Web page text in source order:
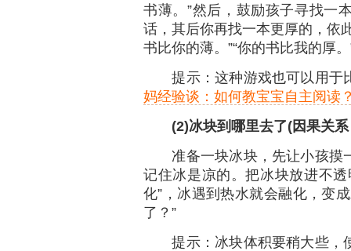
书薄。”然后，鼓励孩子寻找一
话，其后你再找一本更厚的，依
书比你的薄。”“你的书比我的厚。
提示：这种游戏也可以用于
妈经验谈：如何教宝宝自主阅读
(2)冰块到哪里去了(因果关系
准备一块冰块，先让小孩摸
记住冰是凉的。把冰块放进不
化”，冰遇到热水就会融化，变
了？”
提示：冰块体积要稍大些，